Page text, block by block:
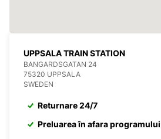
UPPSALA TRAIN STATION
BANGARDSGATAN 24
75320 UPPSALA
SWEDEN
Returnare 24/7
Preluarea în afara